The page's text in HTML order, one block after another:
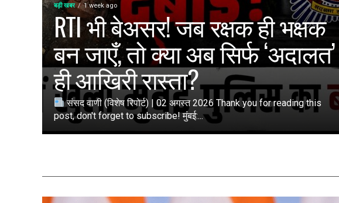
बड़ी खबर 1 week ago
RTI भी बेअसर! जब रक्षक ही भक्षक
बन जाएँ, तो क्या अब सिर्फ ‘अदालत’
ही आखिरी रास्ता?
संसद वाणी (विशेष रिपोर्ट) | 02 अगस्त 2026 Thank you for reading this
post, don't forget to subscribe! मुंबई:...